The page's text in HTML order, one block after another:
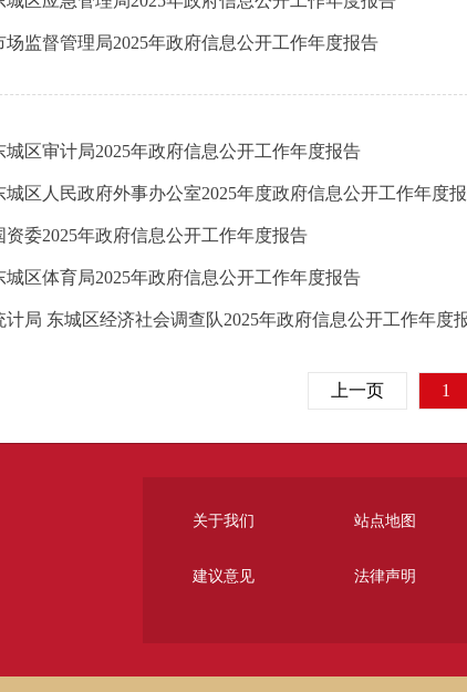
场监督管理局2025年政府信息公开工作年度报告
城区审计局2025年政府信息公开工作年度报告
城区人民政府外事办公室2025年度政府信息公开工作年度
资委2025年政府信息公开工作年度报告
城区体育局2025年政府信息公开工作年度报告
计局 东城区经济社会调查队2025年政府信息公开工作年度
上一页 1
关于我们 站点地图
建议意见 法律声明